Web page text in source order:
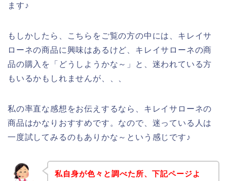
ます♪
もしかしたら、こちらをご覧の方の中には、キレイサ
ローネの商品に興味はあるけど、キレイサローネの商
品の購入を「どうしようかな～」と、迷われている方
もいるかもしれませんが、、、
私の率直な感想をお伝えするなら、キレイサローネの
商品はかなりおすすめです。なので、迷っている人は
一度試してみるのもありかな～という感じです♪
私自身が色々と調べた所、下記ページよ